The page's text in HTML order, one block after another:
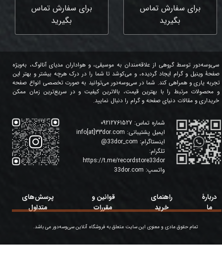
برای سفارش تماس
بگیرید
برای سفارش تماس
بگیرید
شماره تماس:
ایمیل پشتیبانی: info[at]33dor.com
اینستاگرام: 33dor_com
@
تلگرام:
https://t.me/recordstore33dor
واتسپ: 33dor.com
سی‌وسه‌دور توسط گروهی از علاقه‌مندان به موسیقی، و هواداران مدیای آنالوگ، به‌ویژه
صفحۀ وینیل و گرام ایجاد گردیده، و می‌کوشد تا شما را در درک هرچه بیشتر و بهتر این
تجربه یاری و همراهی کند. شما در سی‌وسه‌دور می‌توانید به صورت تخصصی انواع صفحه
و محصولات مرتبط را با بهترین قیمت، بالاترین کیفیت و در سریع‌ترین زمان ممکن
خریداری و مقالات دنیای صفحه و گرام را دنبال نمایید.
تمام حقوق مادی و معنوی این سایت متعلق به فروشگاه آنلاین سی‌وسه‌دور می باشد.
دربارۀ
ما
قوانین و
مقررات
پرسش‌های
متداول
راهنمای
خرید